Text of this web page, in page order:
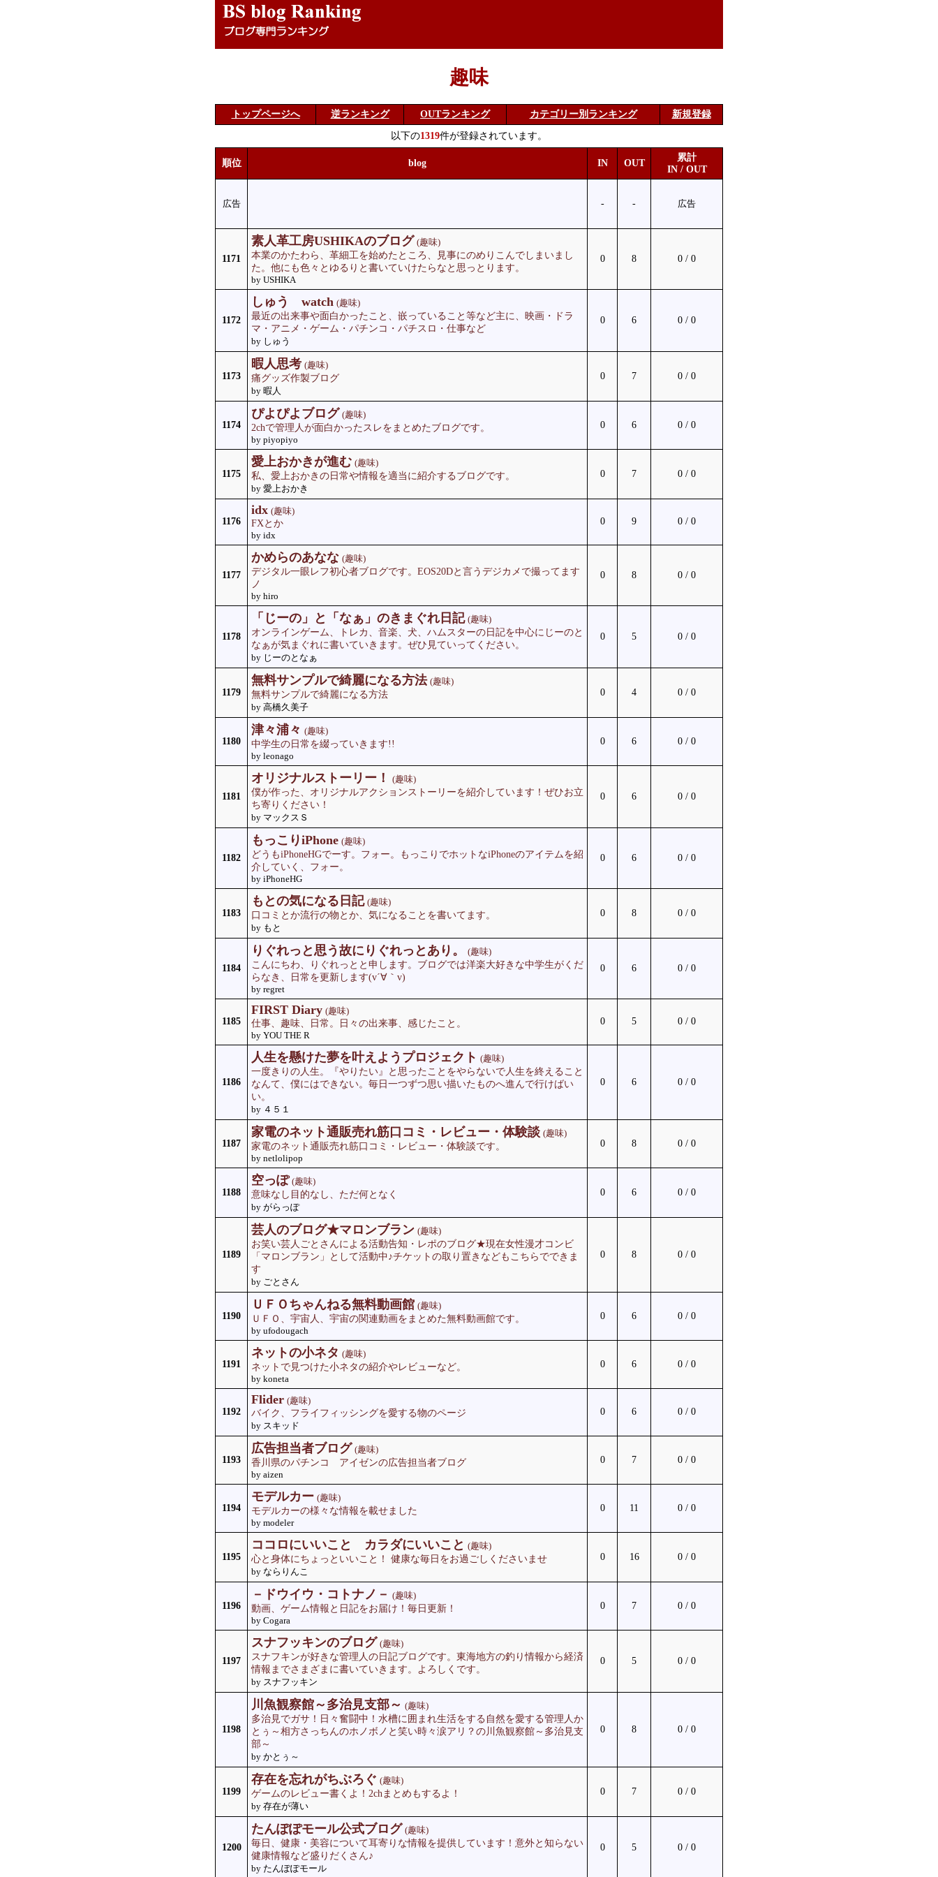
趣味
トップページへ 逆ランキング OUTランキング カテゴリー別ランキング 新規登録
以下の1319件が登録されています。
順位 blog IN OUT
累計
IN / OUT
広告 - - 広告
1171
素人革工房USHIKAのブログ (趣味)
本業のかたわら、革細工を始めたところ、見事にのめりこんでしまいまし
た。他にも色々とゆるりと書いていけたらなと思っとります。
by USHIKA
0 8 0 / 0
1172
しゅう watch (趣味)
最近の出来事や面白かったこと、嵌っていること等など主に、映画・ドラ
マ・アニメ・ゲーム・パチンコ・パチスロ・仕事など
by しゅう
0 6 0 / 0
1173
暇人思考 (趣味)
痛グッズ作製ブログ
by 暇人
0 7 0 / 0
1174
ぴよぴよブログ (趣味)
2chで管理人が面白かったスレをまとめたブログです。
by piyopiyo
0 6 0 / 0
1175
愛上おかきが進む (趣味)
私、愛上おかきの日常や情報を適当に紹介するブログです。
by 愛上おかき
0 7 0 / 0
1176
idx (趣味)
FXとか
by idx
0 9 0 / 0
1177
かめらのあなな (趣味)
デジタル一眼レフ初心者ブログです。EOS20Dと言うデジカメで撮ってます
ノ
by hiro
0 8 0 / 0
1178
「じーの」と「なぁ」のきまぐれ日記 (趣味)
オンラインゲーム、トレカ、音楽、犬、ハムスターの日記を中心にじーのと
なぁが気まぐれに書いていきます。ぜひ見ていってください。
by じーのとなぁ
0 5 0 / 0
1179
無料サンプルで綺麗になる方法 (趣味)
無料サンプルで綺麗になる方法
by 高橋久美子
0 4 0 / 0
1180
津々浦々 (趣味)
中学生の日常を綴っていきます!!
by leonago
0 6 0 / 0
1181
オリジナルストーリー！
(趣味)
僕が作った、オリジナルアクションストーリーを紹介しています！ぜひお立
ち寄りください！
by マックスＳ
0 6 0 / 0
1182
もっこりiPhone (趣味)
どうもiPhoneHGでーす。フォー。もっこりでホットなiPhoneのアイテムを紹
介していく、フォー。
by iPhoneHG
0 6 0 / 0
1183
もとの気になる日記 (趣味)
口コミとか流行の物とか、気になることを書いてます。
by もと
0 8 0 / 0
1184
りぐれっと思う故にりぐれっとあり。
(趣味)
こんにちわ、りぐれっとと申します。ブログでは洋楽大好きな中学生がくだ
らなき、日常を更新します(v´∀｀v)
by regret
0 6 0 / 0
1185
FIRST Diary (趣味)
仕事、趣味、日常。日々の出来事、感じたこと。
by YOU THE R
0 5 0 / 0
1186
人生を懸けた夢を叶えようプロジェクト (趣味)
一度きりの人生。『やりたい』と思ったことをやらないで人生を終えること
なんて、僕にはできない。毎日一つずつ思い描いたものへ進んで行けばい
い。
by ４５１
0 6 0 / 0
1187
家電のネット通販売れ筋口コミ・レビュー・体験談 (趣味)
家電のネット通販売れ筋口コミ・レビュー・体験談です。
by netlolipop
0 8 0 / 0
1188
空っぽ (趣味)
意味なし目的なし、ただ何となく
by がらっぽ
0 6 0 / 0
1189
芸人のブログ★マロンブラン (趣味)
お笑い芸人ごとさんによる活動告知・レポのブログ★現在女性漫才コンビ
「マロンブラン」として活動中♪チケットの取り置きなどもこちらでできま
す
by ごとさん
0 8 0 / 0
1190
ＵＦＯちゃんねる無料動画館 (趣味)
ＵＦＯ、宇宙人、宇宙の関連動画をまとめた無料動画館です。
by ufodougach
0 6 0 / 0
1191
ネットの小ネタ (趣味)
ネットで見つけた小ネタの紹介やレビューなど。
by koneta
0 6 0 / 0
1192
Flider (趣味)
バイク、フライフィッシングを愛する物のページ
by スキッド
0 6 0 / 0
1193
広告担当者ブログ (趣味)
香川県のパチンコ アイゼンの広告担当者ブログ
by aizen
0 7 0 / 0
1194
モデルカー (趣味)
モデルカーの様々な情報を載せました
by modeler
0 11 0 / 0
1195
ココロにいいこと カラダにいいこと (趣味)
心と身体にちょっといいこと！ 健康な毎日をお過ごしくださいませ
by ならりんこ
0 16 0 / 0
1196
－ドウイウ・コトナノ－ (趣味)
動画、ゲーム情報と日記をお届け！毎日更新！
by Cogara
0 7 0 / 0
1197
スナフッキンのブログ (趣味)
スナフキンが好きな管理人の日記ブログです。東海地方の釣り情報から経済
情報までさまざまに書いていきます。よろしくです。
by スナフッキン
0 5 0 / 0
1198
川魚観察館～多治見支部～ (趣味)
多治見でガサ！日々奮闘中！水槽に囲まれ生活をする自然を愛する管理人か
とぅ～相方さっちんのホノボノと笑い時々涙アリ？の川魚観察館～多治見支
部～
by かとぅ～
0 8 0 / 0
1199
存在を忘れがちぶろぐ (趣味)
ゲームのレビュー書くよ！2chまとめもするよ！
by 存在が薄い
0 7 0 / 0
1200
たんぽぽモール公式ブログ (趣味)
毎日、健康・美容について耳寄りな情報を提供しています！意外と知らない
健康情報など盛りだくさん♪
by たんぽぽモール
0 5 0 / 0